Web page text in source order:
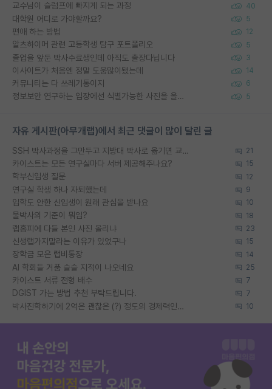
교수님이 슬럼프에 빠지게 되는 과정 40
대학원 어디로 가야할까요? 5
편애 하는 방법 12
알츠하이머 관련 고등학생 탐구 포트폴리오 5
졸업을 앞둔 박사수료생인데 아직도 출장다닙니다 3
이사이트가 처음엔 정말 도움많이됐는데 14
커뮤니티는 다 쓰레기통이지 6
정보보안 연구하는 입장에선 식별가능한 사진을 올리는건 비추이긴함 5
자유 게시판(아무개랩)에서 최근 댓글이 많이 달린 글
SSH 박사과정을 그만두고 지방대 박사로 옮기면 교수의 꿈은 끝일까요? 21
카이스트는 모든 연구실마다 서버 제공해주나요? 15
학부신입생 질문 12
연구실 학생 하나 자퇴했는데 9
입학도 안한 신입생이 원래 관심을 받나요 10
물박사의 기준이 뭐임? 18
랩홈피에 다들 본인 사진 올리냐 23
신생랩가지말라는 이유가 있었구나 15
장학금 모은 랩비통장 14
AI 학회들 거품 슬슬 지적이 나오네요 25
카이스트 서류 전형 배수 7
DGIST 가는 방법 추천 부탁드립니다. 7
박사진학하기에 2억은 괜찮은 (?) 정도의 경제력인가요 10